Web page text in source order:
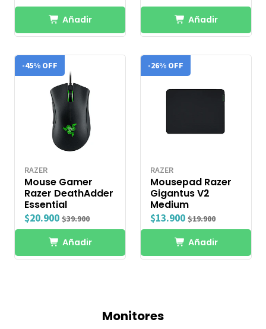
Añadir Añadir
-45% OFF
RAZER
Mouse Gamer
Razer DeathAdder
Essential
$20.900 $39.900
Añadir
-26% OFF
RAZER
Mousepad Razer
Gigantus V2
Medium
$13.900 $19.900
Añadir
Monitores